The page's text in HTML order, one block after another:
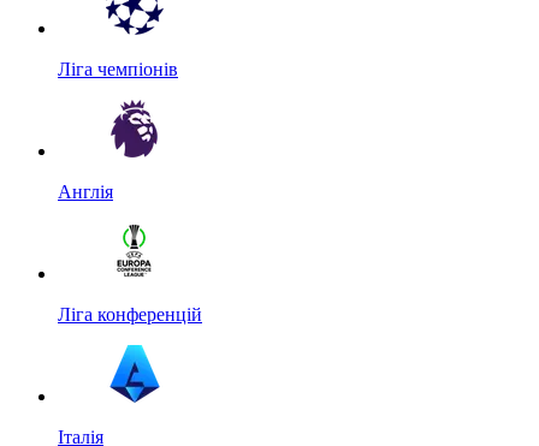
Ліга чемпіонів
Англія
Ліга конференцій
Італія